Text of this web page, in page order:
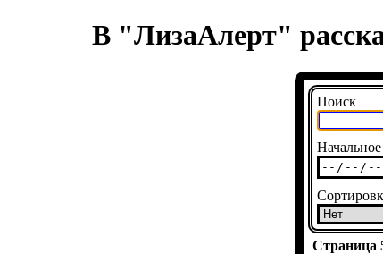
В "ЛизаАлерт"
Поиск
Страница